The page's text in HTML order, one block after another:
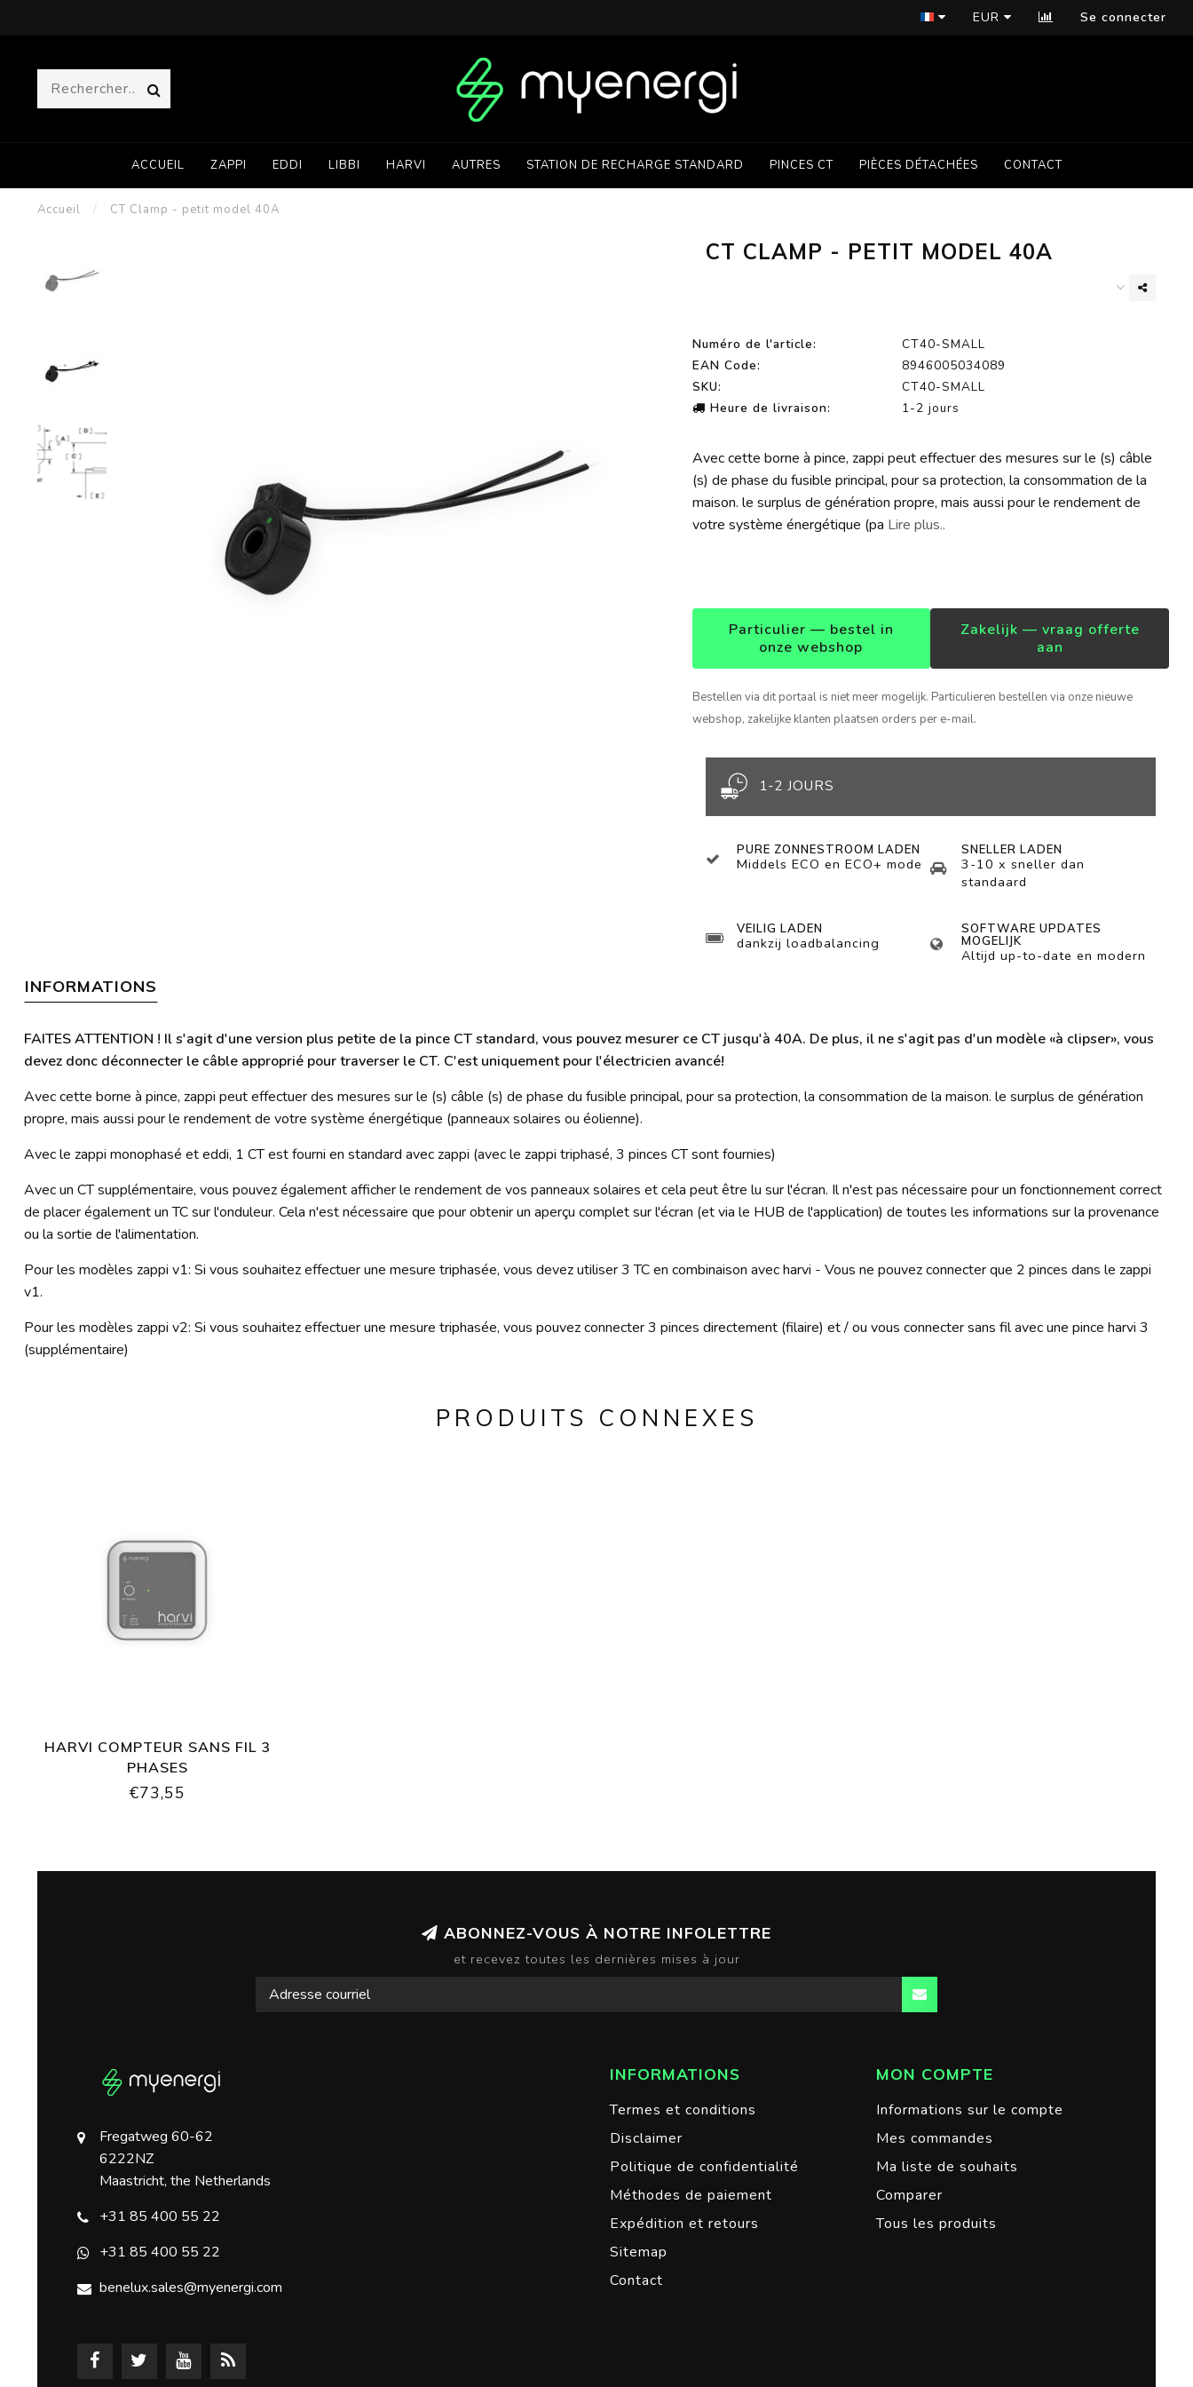
EUR Se connecter
ACCUEIL ZAPPI EDDI LIBBI HARVI AUTRES STATION DE RECHARGE STANDARD PINCES CT PIÈCES DÉTACHÉES CONTACT
Accueil / CT Clamp - petit model 40A
CT CLAMP - PETIT MODEL 40A
Numéro de l'article:
CT40-SMALL
EAN Code:
8946005034089
SKU:
CT40-SMALL
Heure de livraison:
1-2 jours
Avec cette borne à pince, zappi peut effectuer des mesures sur le (s) câble
(s) de phase du fusible principal, pour sa protection, la consommation de la
maison. le surplus de génération propre, mais aussi pour le rendement de
votre système énergétique (pa Lire plus..
Particulier — bestel in
onze webshop
Zakelijk — vraag offerte
aan
Bestellen via dit portaal is niet meer mogelijk. Particulieren bestellen via onze nieuwe
webshop, zakelijke klanten plaatsen orders per e-mail.
1-2 JOURS
PURE ZONNESTROOM LADEN
Middels ECO en ECO+ mode
SNELLER LADEN
3-10 x sneller dan
standaard
VEILIG LADEN
dankzij loadbalancing
SOFTWARE UPDATES
MOGELIJK
Altijd up-to-date en modern
INFORMATIONS
FAITES ATTENTION ! Il s'agit d'une version plus petite de la pince CT standard, vous pouvez mesurer ce CT jusqu'à 40A. De plus, il ne s'agit pas d'un modèle «à clipser», vous
devez donc déconnecter le câble approprié pour traverser le CT. C'est uniquement pour l'électricien avancé!
Avec cette borne à pince, zappi peut effectuer des mesures sur le (s) câble (s) de phase du fusible principal, pour sa protection, la consommation de la maison. le surplus de génération
propre, mais aussi pour le rendement de votre système énergétique (panneaux solaires ou éolienne).
Avec le zappi monophasé et eddi, 1 CT est fourni en standard avec zappi (avec le zappi triphasé, 3 pinces CT sont fournies)
Avec un CT supplémentaire, vous pouvez également afficher le rendement de vos panneaux solaires et cela peut être lu sur l'écran. Il n'est pas nécessaire pour un fonctionnement correct
de placer également un TC sur l'onduleur. Cela n'est nécessaire que pour obtenir un aperçu complet sur l'écran (et via le HUB de l'application) de toutes les informations sur la provenance
ou la sortie de l'alimentation.
Pour les modèles zappi v1: Si vous souhaitez effectuer une mesure triphasée, vous devez utiliser 3 TC en combinaison avec harvi - Vous ne pouvez connecter que 2 pinces dans le zappi
v1.
Pour les modèles zappi v2: Si vous souhaitez effectuer une mesure triphasée, vous pouvez connecter 3 pinces directement (filaire) et / ou vous connecter sans fil avec une pince harvi 3
(supplémentaire)
PRODUITS CONNEXES
HARVI COMPTEUR SANS FIL 3
PHASES
€73,55
ABONNEZ-VOUS À NOTRE INFOLETTRE
et recevez toutes les dernières mises à jour
Fregatweg 60-62
6222NZ
Maastricht, the Netherlands
+31 85 400 55 22
+31 85 400 55 22
benelux.sales@myenergi.com
INFORMATIONS
Termes et conditions
Disclaimer
Politique de confidentialité
Méthodes de paiement
Expédition et retours
Sitemap
Contact
MON COMPTE
Informations sur le compte
Mes commandes
Ma liste de souhaits
Comparer
Tous les produits